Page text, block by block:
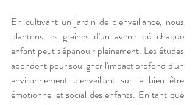
En cultivant un jardin de bienveillance, nous
plantons les graines d'un avenir où chaque
enfant peut s'épanouir pleinement. Les études
abondent pour souligner l'impact profond d'un
environnement bienveillant sur le bien-être
émotionnel et social des enfants. En tant que